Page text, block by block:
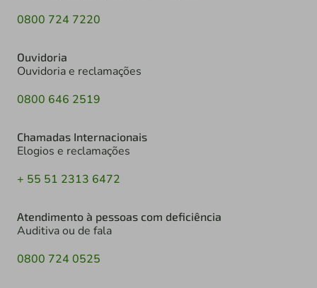
0800 724 7220
Ouvidoria
Ouvidoria e reclamações
0800 646 2519
Chamadas Internacionais
Elogios e reclamações
+ 55 51 2313 6472
Atendimento à pessoas com deficiência
Auditiva ou de fala
0800 724 0525